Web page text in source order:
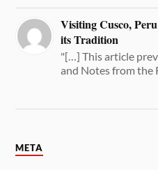
Visiting Cusco,
its Tradition
"[…] This article
and Notes from the
META